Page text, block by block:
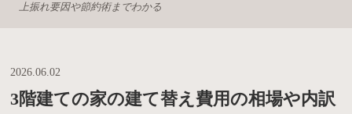
上振れ要因や節約術までわかる
2026.06.02
3階建ての家の建て替え費用の相場や内訳